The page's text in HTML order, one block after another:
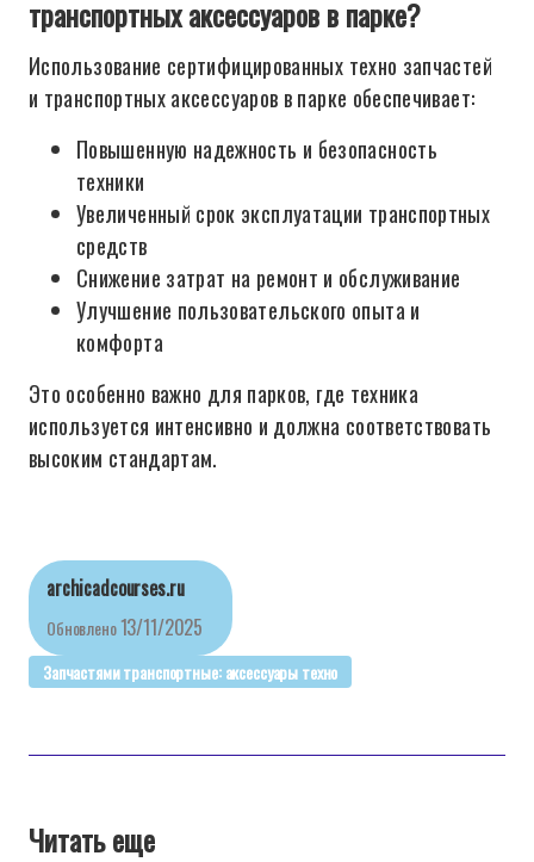
транспортных аксессуаров в парке?
Использование сертифицированных техно запчастей
и транспортных аксессуаров в парке обеспечивает:
Повышенную надежность и безопасность
техники
Увеличенный срок эксплуатации транспортных
средств
Снижение затрат на ремонт и обслуживание
Улучшение пользовательского опыта и
комфорта
Это особенно важно для парков, где техника
используется интенсивно и должна соответствовать
высоким стандартам.
archicadcourses.ru
Обновлено13/11/2025
Запчастями транспортные: аксессуары техно
Читать еще